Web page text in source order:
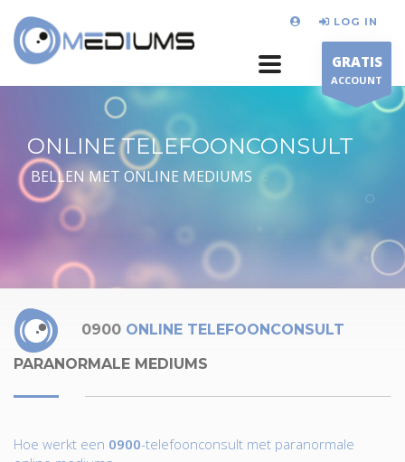
LOG IN
GRATIS
ACCOUNT
ONLINE TELEFOONCONSULT
BELLEN MET ONLINE MEDIUMS
0900 ONLINE TELEFOONCONSULT
PARANORMALE MEDIUMS
Hoe werkt een 0900-telefoonconsult met paranormale